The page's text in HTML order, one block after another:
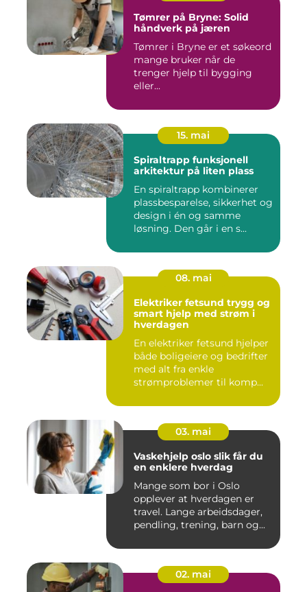
Tømrer på Bryne: Solid
håndverk på jæren
Tømrer i Bryne er et søkeord
mange bruker når de
trenger hjelp til bygging
eller...
15. mai
Spiraltrapp funksjonell
arkitektur på liten plass
En spiraltrapp kombinerer
plassbesparelse, sikkerhet og
design i én og samme
løsning. Den går i en s...
08. mai
Elektriker fetsund trygg og
smart hjelp med strøm i
hverdagen
En elektriker fetsund hjelper
både boligeiere og bedrifter
med alt fra enkle
strømproblemer til komp...
03. mai
Vaskehjelp oslo slik får du
en enklere hverdag
Mange som bor i Oslo
opplever at hverdagen er
travel. Lange arbeidsdager,
pendling, trening, barn og...
02. mai